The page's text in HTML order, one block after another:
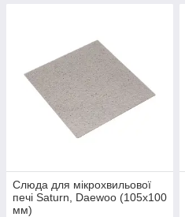
Слюда для мікрохвильової
печі Saturn, Daewoo (105x100
мм)